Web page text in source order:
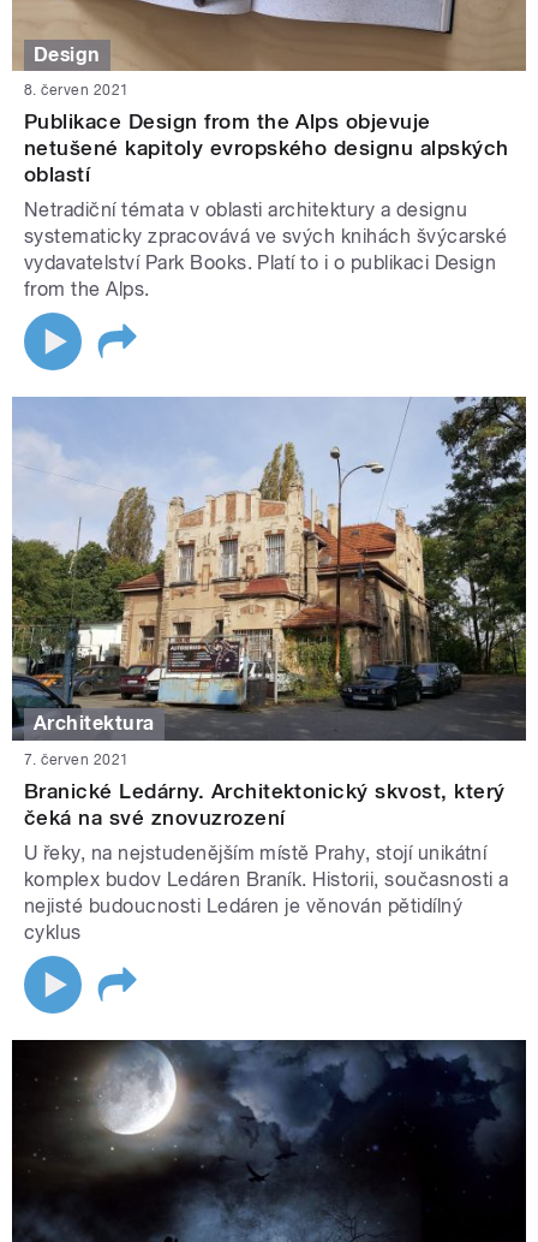
Design
8. červen 2021
Publikace Design from the Alps objevuje
netušené kapitoly evropského designu alpských
oblastí
Netradiční témata v oblasti architektury a designu
systematicky zpracovává ve svých knihách švýcarské
vydavatelství Park Books. Platí to i o publikaci Design
from the Alps.
Architektura
7. červen 2021
Branické Ledárny. Architektonický skvost, který
čeká na své znovuzrození
U řeky, na nejstudenějším místě Prahy, stojí unikátní
komplex budov Ledáren Braník. Historii, současnosti a
nejisté budoucnosti Ledáren je věnován pětidílný
cyklus